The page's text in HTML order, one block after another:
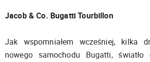
Jacob & Co. Bugatti Tourbillon
Jak wspomniałem wcześniej, kilka
nowego samochodu Bugatti, światło